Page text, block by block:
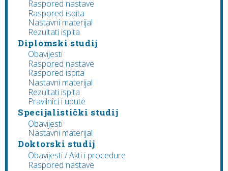
Raspored nastave
Raspored ispita
Nastavni materijal
Rezultati ispita
Diplomski studij
Obavijesti
Raspored nastave
Raspored ispita
Nastavni materijal
Rezultati ispita
Pravilnici i upute
Specijalistički studij
Obavijesti
Nastavni materijal
Doktorski studij
Obavijesti / Akti i procedure
Raspored nastave